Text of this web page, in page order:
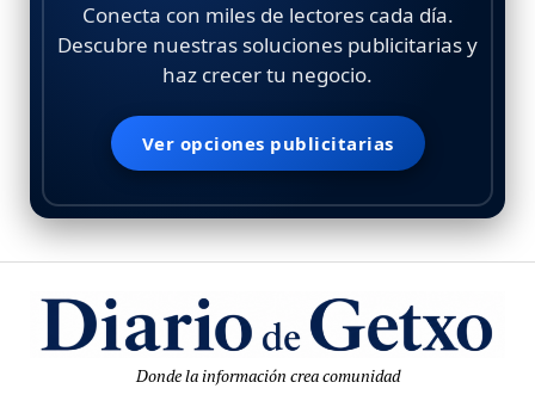
Conecta con miles de lectores cada día.
Descubre nuestras soluciones publicitarias y
haz crecer tu negocio.
Ver opciones publicitarias
Donde la información crea comunidad